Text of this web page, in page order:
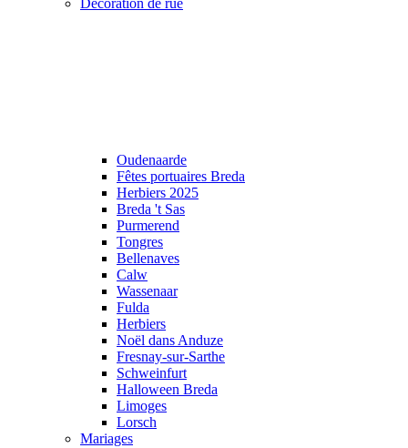
Décoration de rue
Oudenaarde
Fêtes portuaires Breda
Herbiers 2025
Breda 't Sas
Purmerend
Tongres
Bellenaves
Calw
Wassenaar
Fulda
Herbiers
Noël dans Anduze
Fresnay-sur-Sarthe
Schweinfurt
Halloween Breda
Limoges
Lorsch
Mariages